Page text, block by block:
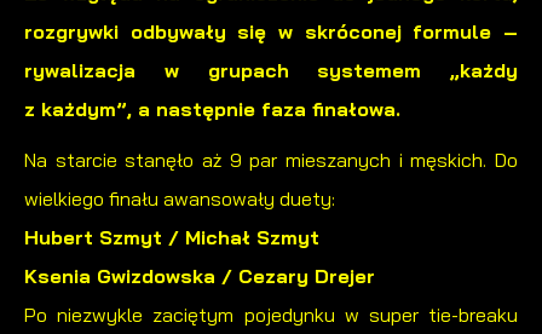
rozgrywki odbywały się w skróconej formule –
rywalizacja w grupach systemem „każdy
z każdym”, a następnie faza finałowa.
Na starcie stanęło aż 9 par mieszanych i męskich. Do
wielkiego finału awansowały duety:
Hubert Szmyt / Michał Szmyt
Ksenia Gwizdowska / Cezary Drejer
Po niezwykle zaciętym pojedynku w super tie-breaku
internetowych pod względem ich popularności wśród
użytkowników. Zgromadzone informacje są przetwarzane w
formie zanonimizowanej. Wyrażenie zgody na analityczne pliki
Dzięki reklamowym plikom cookies prezentujemy Ci
najciekawsze informacje i aktualności na stronach naszych
partnerów.
Twoich zwyczajów dotyczących przeglądanej witryny
internetowej. Treści promocyjne mogą pojawić się na
stronach podmiotów trzecich lub firm będących naszymi
partnerami oraz innych dostawców usług. Firmy te działają w
Więcej